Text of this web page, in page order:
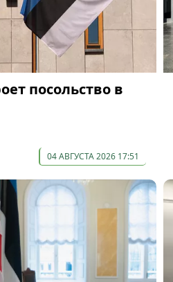
посольство в
04 АВГУСТА 2026 17:51